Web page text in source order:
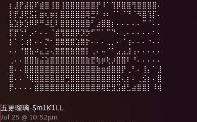
⡆⣸⡟⣼⣯⠏⣾⣿⢸⣿⢸⣿⣿⣿⣿⣿⣿⡟⠸⠁⢹⡿⣿⣿⢻⣿⣿⣿⣿⠄
⡇⡟⣸⢟⣫⡅⣶⢆⡶⡆⣿⣿⣿⣿⣿⢿⣛⠃⠰⠆⠈⠁⠈⠙⠈⠻⣿⢹⡏⠄
⣧⣱⡷⣱⠿⠟⠛⠼⣇⠇⣿⣿⣿⣿⣿⣿⠃⣰⣿⣿⡆⠄⠄⠄⠄⠄⠉⠈⠄⠄
⡏⡟⢑⠃⡠⠂⠄⠄⠈⣾⢻⣿⣿⡿⡹⡳⠋⠉⠁⠉⠙⠄⢀⠄⠄⠄⠄⠄⠂⠄
⡇⠁⢈⢰⡇⠄⠄⡙⠂⣿⣿⣿⣿⣱⣿⡗⠄⠄⠄⢀⡀⠄⠈⢰⠄⠄⠄⠐⠄⠄
⠄⠄⠘⣿⣧⠴⣄⣡⢄⣿⣿⣿⣷⣿⣿⡇⢀⠄⠤⠈⠁⣠⣠⣸⢠⠄⠄⠄⠄⠄
⢀⠄⠄⣿⣿⣷⣬⣵⣿⣿⣿⣿⣿⣿⣿⣷⣟⢷⡶⢗⡰⣿⣿⠇⠘⠄⠄⠄⠄⠄
⣿⠄⠄⣿⣿⣿⣿⣿⣿⣿⣿⣿⣿⣿⣿⣿⣿⣷⣶⣾⣿⣿⡟⢀⠃⠄⢸⡄⠁⣸
⣿⠄⠄⠘⢿⣿⣿⣿⣿⣿⣿⢛⣿⣿⣿⣿⣿⣿⣿⣿⣿⣟⢄⡆⠄⢀⣪⡆⠄⣿
⡟⠄⠄⠄⠄⣾⣿⣿⣿⣿⣿⣿⣿⣿⣿⣿⣿⡿⢿⣟⣻⣩⣾⣃⣴⣿⣿⡇⠸⢾
五更瑠璃-Șm1K1LL
Jul 25 @ 10:52pm